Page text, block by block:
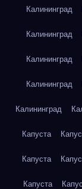
Калининград
Калининград
Калининград
Калининград
Калининград
Капуста
Капуста
Капуста